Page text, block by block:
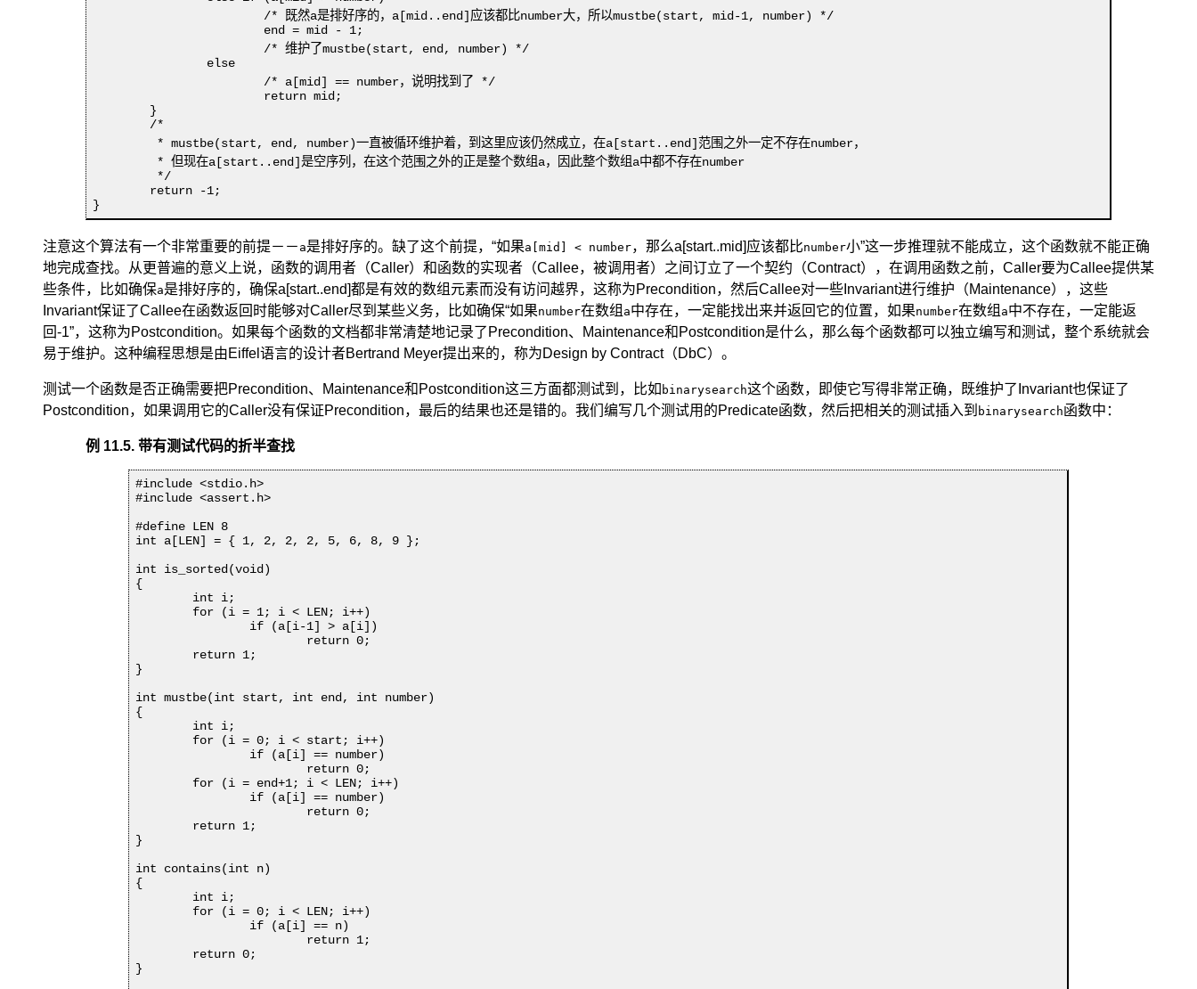
}
注意这个算法有一个非常重要的前提－－ a是排好序的。缺了这个前提，“如果a[mid] < number，那么a[start..mid]应该都比number小”这一步推理就不能成立，这个函数就不能正确
地完成查找。从更普遍的意义上说，函数的调用者（Caller） 和函数的实现者（Callee，被调用者） 之间订立了一个契约（Contract）
，在调用函数之前，Caller要为Callee提供某
些条件，比如确保a是排好序的，确保a[start..end]都是有效的数组元素而没有访问越界，这称为Precondition，然后Callee对一些Invariant进行维护（Maintenance）
，这些
Invariant保证了Callee在函数返回时能够对Caller尽到某些义务，比如确保“如果number在数组 a中存在，一定能找出来并返回它的位置，如果number在数组 a中不存在，一定能返
回-1”，这称为Postcondition。如果每个函数的文档都非常清楚地记录了Precondition、Maintenance和Postcondition是什么，那么每个函数都可以独立编写和测试，整个系统就会
易于维护。这种编程思想是由Eiffel语言的设计者Bertrand Meyer提出来的，称为Design by Contract（DbC） 。
测试一个函数是否正确需要把Precondition、Maintenance和Postcondition这三方面都测试到，比如 binarysearch这个函数，即使它写得非常正确，既维护了Invariant也保证了
Postcondition，如果调用它的Caller没有保证Precondition，最后的结果也还是错的。我们编写几个测试用的Predicate函数，然后把相关的测试插入到 binarysearch函数中：
例 11.5. 带有测试代码的折半查找
#include <stdio.h>
#include <assert.h>
#define LEN 8
int a[LEN] = { 1, 2, 2, 2, 5, 6, 8, 9 };
int is_sorted(void)
{
}
int mustbe(int start, int end, int number)
{
}
int contains(int n)
{
}